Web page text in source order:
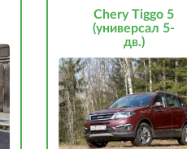
Chery Tiggo 5
(универсал 5-
дв.)